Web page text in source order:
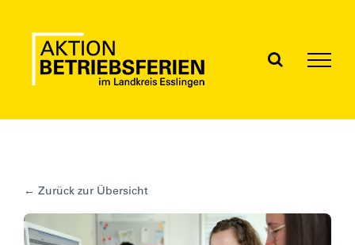
content
← Zurück zur Übersicht